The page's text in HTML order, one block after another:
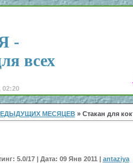
-
всех
02:20
МЕСЯЦЕВ» Стакан для
5.0/17 | Дата: 09 Янв 2011 | antaziya